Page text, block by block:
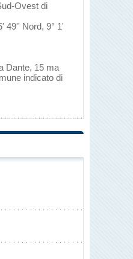
Ovest di
49'' Nord, 9° 1'
Dante, 15 ma
indicato di